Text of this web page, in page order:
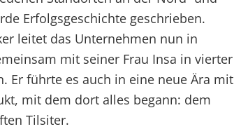
Erfolgsgeschichte geschrieben.
leitet das Unternehmen nun in
mit seiner Frau Insa in vierter
Er führte es auch in eine neue Ära mit
mit dem dort alles begann: dem
Tilsiter.